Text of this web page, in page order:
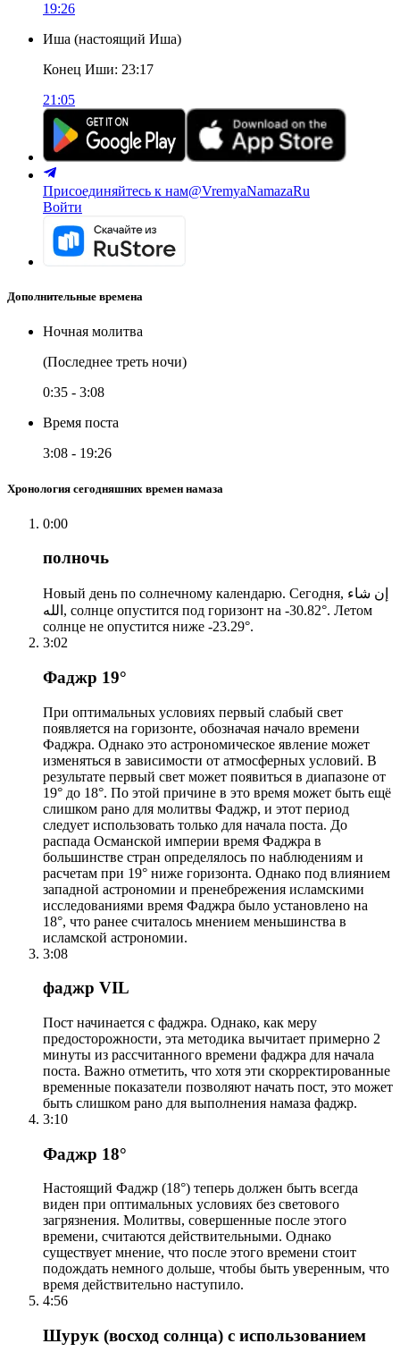
19:26
Иша (настоящий Иша)
Конец Иши: 23:17
21:05
Присоединяйтесь к нам@VremyaNamazaRu
Войти
Дополнительные времена
Ночная молитва
(Последнее треть ночи)
0:35 - 3:08
Время поста
3:08 - 19:26
Хронология сегодняшних времен намаза
0:00
полночь
Новый день по солнечному календарю. Сегодня, إن شاء
الله, солнце опустится под горизонт на -30.82°. Летом
солнце не опустится ниже -23.29°.
3:02
Фаджр 19°
При оптимальных условиях первый слабый свет
появляется на горизонте, обозначая начало времени
Фаджра. Однако это астрономическое явление может
изменяться в зависимости от атмосферных условий. В
результате первый свет может появиться в диапазоне от
19° до 18°. По этой причине в это время может быть ещё
слишком рано для молитвы Фаджр, и этот период
следует использовать только для начала поста. До
распада Османской империи время Фаджра в
большинстве стран определялось по наблюдениям и
расчетам при 19° ниже горизонта. Однако под влиянием
западной астрономии и пренебрежения исламскими
исследованиями время Фаджра было установлено на
18°, что ранее считалось мнением меньшинства в
исламской астрономии.
3:08
фаджр VIL
Пост начинается с фаджра. Однако, как меру
предосторожности, эта методика вычитает примерно 2
минуты из рассчитанного времени фаджра для начала
поста. Важно отметить, что хотя эти скорректированные
временные показатели позволяют начать пост, это может
быть слишком рано для выполнения намаза фаджр.
3:10
Фаджр 18°
Настоящий Фаджр (18°) теперь должен быть всегда
виден при оптимальных условиях без светового
загрязнения. Молитвы, совершенные после этого
времени, считаются действительными. Однако
существует мнение, что после этого времени стоит
подождать немного дольше, чтобы быть уверенным, что
время действительно наступило.
4:56
Шурук (восход солнца) с использованием